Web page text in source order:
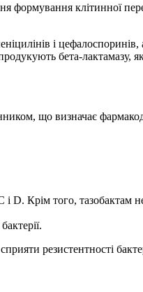
формування клітинної
і цефалоспоринів,
бета-лактамазу,
що визначає
і D. Крім того, тазобактам
резистентності